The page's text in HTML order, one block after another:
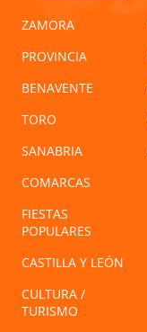
ZAMORA
PROVINCIA
BENAVENTE
TORO
SANABRIA
COMARCAS
FIESTAS
POPULARES
CASTILLA Y LEÓN
CULTURA /
TURISMO